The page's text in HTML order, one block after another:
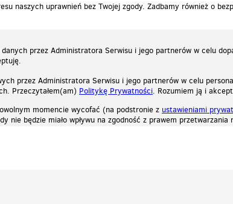
ich w przeglądarce, dzięki czemu nie będą zbierane żadne informacje.
naszych uprawnień bez Twojej zgody. Zadbamy również o
przez Administratora Serwisu i jego partnerów w celu
przez Administratora Serwisu i jego partnerów w celu
Przeczytałem(am) Politykę Prywatności. Rozumiem ją i
momencie wycofać (na podstronie z ustawieniami
będzie miało wpływu na zgodność z prawem przetwarzania